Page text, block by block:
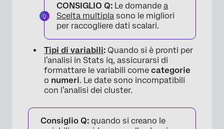
CONSIGLIO Q: Le domande a
Scelta multipla sono le migliori
per raccogliere dati scalari.
Tipi di variabili: Quando si è pronti per
l’analisi in Stats iq, assicurarsi di
formattare le variabili come categorie
o numeri. Le date sono incompatibili
con l’analisi dei cluster.
Consiglio Q: quando si creano le